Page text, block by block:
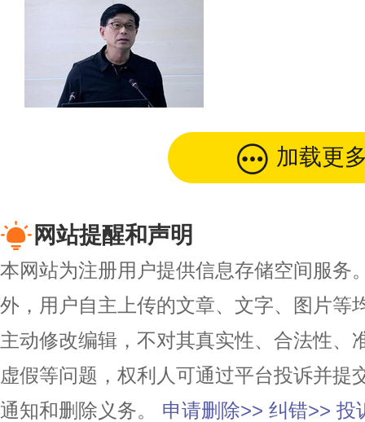
加载更
网站提醒和声明
本网站为注册用户提供信息存储空间服务
外，用户自主上传的文章、文字、图片等
主动修改编辑，不对其真实性、合法性、
虚假等问题，权利人可通过平台投诉并提
通知和删除义务。
申请删除>> 纠错>> 投